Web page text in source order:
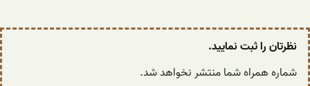
نظرتان را ثبت نمایید.
شماره همراه شما منتشر نخواهد شد.